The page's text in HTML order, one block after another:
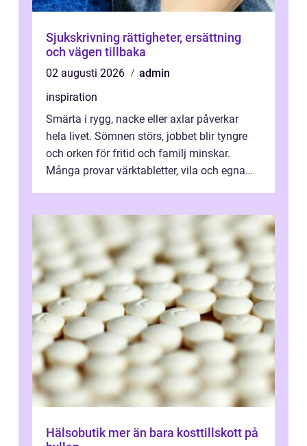
Sjukskrivning rättigheter, ersättning
och vägen tillbaka
02 augusti 2026
admin
inspiration
Smärta i rygg, nacke eller axlar påverkar
hela livet. Sömnen störs, jobbet blir tyngre
och orken för fritid och familj minskar.
Många provar värktabletter, vila och egna
Hälsobutik mer än bara kosttillskott på